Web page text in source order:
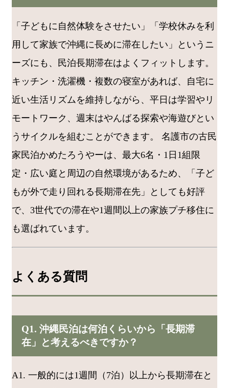
「子どもに自然体験をさせたい」「学校休みを利
用して家族で沖縄に長めに滞在したい」というニ
ーズにも、民泊長期滞在はよくフィットします。
キッチン・洗濯機・複数の寝室があれば、自宅に
近い生活リズムを維持しながら、平日は学習やリ
モートワーク、週末はやんばる探索や海遊びとい
うサイクルを組むことができます。 名護市の古民
家民泊かめたろうやーは、最大6名・1日1組限
定・広い庭と周辺の自然環境があるため、「子ど
もが外で走り回れる長期滞在先」としても好評
で、3世代での滞在や1週間以上の家族プチ移住に
も選ばれています。
よくある質問
Q1. 沖縄民泊は何泊くらいから「長期滞
在」と考えるべきですか？
A1. 一般的には1週間（7泊）以上から長期滞在と